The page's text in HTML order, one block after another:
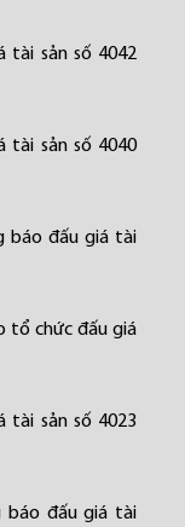
tài sản số 4042
tài sản số 4040
báo đấu giá tài
tổ chức đấu giá
tài sản số 4023
báo đấu giá tài